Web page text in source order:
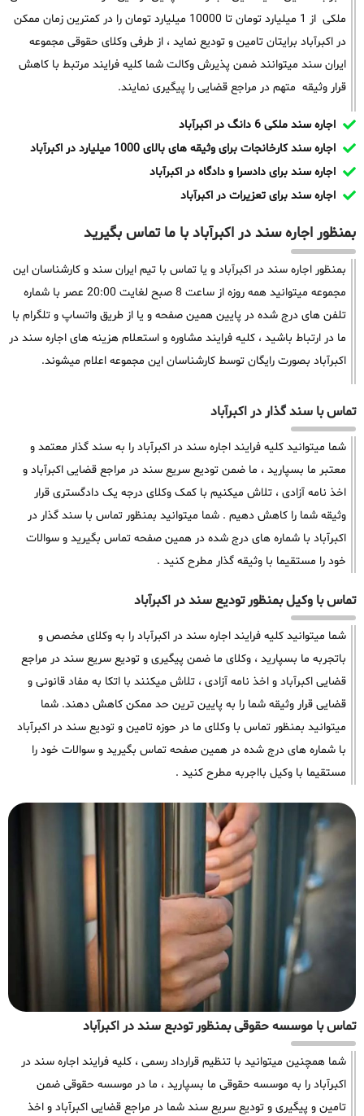
ملکی از 1 میلیارد تومان تا 10000 میلیارد تومان را در کمترین زمان ممکن
در اکبرآباد برایتان تامین و تودیع نماید ، از طرفی وکلای حقوقی مجموعه
ایران سند میتوانند ضمن پذیرش وکالت شما کلیه فرایند مرتبط با کاهش
قرار وثیقه متهم در مراجع قضایی را پیگیری نمایند.
اجاره سند ملکی 6 دانگ در اکبرآباد
اجاره سند کارخانجات برای وثیقه های بالای 1000 میلیارد در اکبرآباد
اجاره سند برای دادسرا و دادگاه در اکبرآباد
اجاره سند برای تعزیرات در اکبرآباد
بمنظور اجاره سند در اکبرآباد با ما تماس بگیرید
بمنظور اجاره سند در اکبرآباد و یا تماس با تیم ایران سند و کارشناسان این
مجموعه میتوانید همه روزه از ساعت 8 صبح لغایت 20:00 عصر با شماره
تلفن های درج شده در پایین همین صفحه و یا از طریق واتساپ و تلگرام با
ما در ارتباط باشید ، کلیه فرایند مشاوره و استعلام هزینه های اجاره سند در
اکبرآباد بصورت رایگان توسط کارشناسان این مجموعه اعلام میشوند.
تماس با سند گذار در اکبرآباد
شما میتوانید کلیه فرایند اجاره سند در اکبرآباد را به سند گذار معتمد و
معتبر ما بسپارید ، ما ضمن تودیع سریع سند در مراجع قضایی اکبرآباد و
اخذ نامه آزادی ، تلاش میکنیم با کمک وکلای درجه یک دادگستری قرار
وثیقه شما را کاهش دهیم . شما میتوانید بمنظور تماس با سند گذار در
اکبرآباد با شماره های درج شده در همین صفحه تماس بگیرید و سوالات
خود را مستقیما با وثیقه گذار مطرح کنید .
تماس با وکیل بمنظور تودیع سند در اکبرآباد
شما میتوانید کلیه فرایند اجاره سند در اکبرآباد را به وکلای مخصص و
باتجربه ما بسپارید ، وکلای ما ضمن پیگیری و تودیع سریع سند در مراجع
قضایی اکبرآباد و اخذ نامه آزادی ، تلاش میکنند با اتکا به مفاد قانونی و
قضایی قرار وثیقه شما را به پایین ترین حد ممکن کاهش دهند. شما
میتوانید بمنظور تماس با وکلای ما در حوزه تامین و تودیع سند در اکبرآباد
با شماره های درج شده در همین صفحه تماس بگیرید و سوالات خود را
مستقیما با وکیل بااجربه مطرح کنید .
تماس با موسسه حقوقی بمنظور تودبع سند در اکبرآباد
شما همچنین میتوانید با تنظیم قرارداد رسمی ، کلیه فرایند اجاره سند در
اکبرآباد را به موسسه حقوقی ما بسپارید ، ما در موسسه حقوقی ضمن
تامین و پیگیری و تودیع سریع سند شما در مراجع قضایی اکبرآباد و اخذ